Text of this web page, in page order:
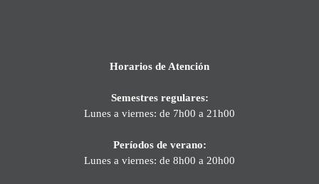
Horarios de Atención
Semestres regulares:
Lunes a viernes: de 7h00 a 21h00
Períodos de verano:
Lunes a viernes: de 8h00 a 20h00